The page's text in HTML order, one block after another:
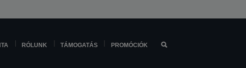
RÓLUNK TÁMOGATÁS PROMÓCIÓK